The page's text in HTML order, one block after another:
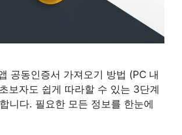
공동인증서 가져오기 방법 (PC 내
보자도 쉽게 따라할 수 있는 3단계
니다. 필요한 모든 정보를 한눈에